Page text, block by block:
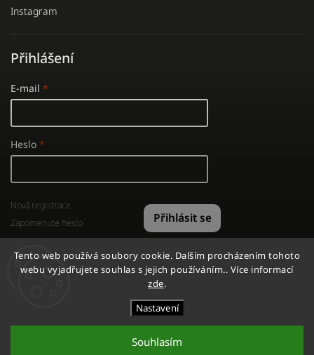
Tento web používá soubory cookie. Dalším procházením tohoto
webu vyjadřujete souhlas s jejich používáním.. Více informací
zde.
Nastavení
Souhlasím
Instagram
Přihlášení
E-mail
Heslo
Přihlásit se
Nová registrace
Zapomenuté heslo
GYMSHOP. Všechna práva vyhrazena.